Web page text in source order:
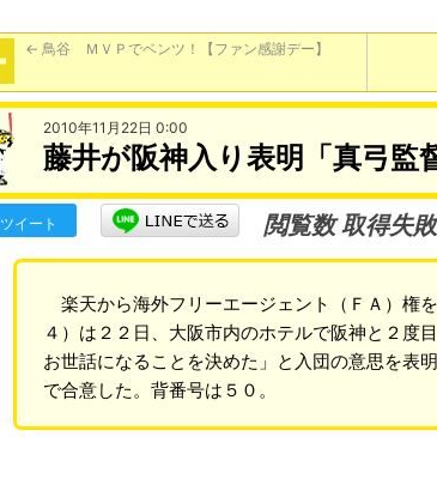
← 鳥谷 ＭＶＰでベンツ！【ファン感謝デー】
2010年11月22日 0:00
藤井が阪神入り表明「真弓監
ツイート 閲覧数 取得失敗
楽天から海外フリーエージェント（ＦＡ）権
４）は２２日、大阪市内のホテルで阪神と２度
お世話になることを決めた」と入団の意思を表
で合意した。背番号は５０。